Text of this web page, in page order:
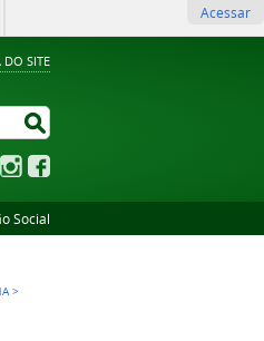
DO SITE
Acessar
YouTubeInstagram
Social
>